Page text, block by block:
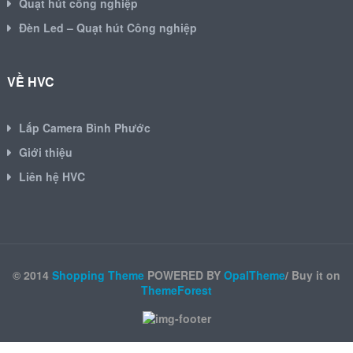
Quạt hút công nghiệp
Đèn Led – Quạt hút Công nghiệp
VỀ HVC
Lắp Camera Bình Phước
Giới thiệu
Liên hệ HVC
© 2014 Shopping Theme POWERED BY OpalTheme/ Buy it on
ThemeForest